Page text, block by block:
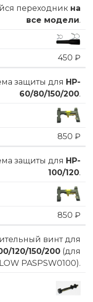
переходник на
все модели.
450 ₽
защиты для HP-
60/80/150/200.
850 ₽
защиты для HP-
100/120.
850 ₽
винт для
120/150/200 (для
PASPSW0100).